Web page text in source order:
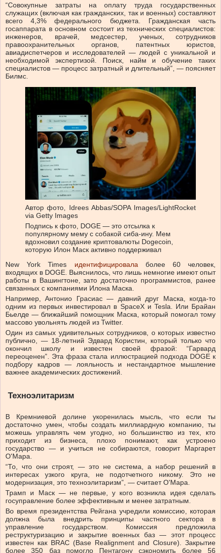
“Совокупные затраты на оплату труда государственных
служащих (включая как гражданских, так и военных) составляют
всего 4,3% федерального бюджета. Гражданская часть
госаппарата в основном состоит из технических специалистов:
инженеров, врачей, медсестер, ученых, сотрудников
правоохранительных органов, патентных юристов,
авиадиспетчеров и исследователей — людей с уникальной и
необходимой экспертизой. Поиск, найм и обучение таких
специалистов — процесс затратный и длительный”, — поясняет
Билмс.
Автор фото, Idrees Abbas/SOPA Images/LightRocket
via Getty Images
Подпись к фото, DOGE — это отсылка к
популярному мему с собакой сиба-ину. Мем
вдохновил создание криптовалюты Dogecoin,
которую Илон Маск активно поддерживал
New York Times идентифицировалаболее 60 человек,
входящих в DOGE. Выяснилось, что лишь немногие имеют опыт
работы в Вашингтоне, зато достаточно программистов, ранее
связанных с компаниями Илона Маска.
Например, Антонио Грасиас — давний друг Маска, когда-то
одним из первых инвестировал в SpaceX и Tesla. Или Брайан
Бьелде — ближайший помощник Маска, который помогал тому
массово увольнять людей из Twitter.
Один из самых удивительных сотрудников, о которых известно
публично, — 18-летний Эдвард Користин, который только что
окончил школу и известен своей фразой: “Гарвард
переоценен”. Эта фраза стала иллюстрацией подхода DOGE к
подбору кадров — лояльность и нестандартное мышление
важнее академических достижений.
Техноэлитаризм
В Кремниевой долине укоренилась мысль, что если ты
достаточно умен, чтобы создать миллиардную компанию, ты
можешь управлять чем угодно, но большинство из тех, кто
приходит из бизнеса, плохо понимают, как устроено
государство — и учиться не собираются, говорит Маргарет
О'Мара.
“То, что они строят, — это не система, а набор решений в
интересах узкого круга, не подотчетного никому. Это не
модернизация, это техноэлитаризм”, — считает О'Мара.
Трамп и Маск — не первые, у кого возникла идея сделать
госуправление более эффективным и менее затратным.
Во время президентства Рейгана учредили комиссию, которая
должна была внедрить принципы частного сектора в
управление государством. Комиссия предложила
реструктуризацию и закрытие военных баз — этот процесс
известен как BRAC (Base Realignment and Closure). Закрытие
более 350 баз помогло Пентагону сэкономить более 56